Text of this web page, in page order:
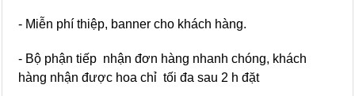
- Miễn phí thiệp, banner cho khách hàng.
- Bộ phận tiếp nhận đơn hàng nhanh chóng, khách
hàng nhận được hoa chỉ tối đa sau 2 h đặt